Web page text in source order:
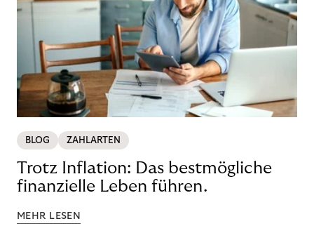
BLOG ZAHLARTEN
Trotz Inflation: Das bestmögliche
finanzielle Leben führen.
MEHR LESEN